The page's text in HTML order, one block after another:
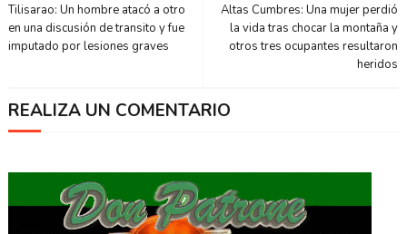
Altas Cumbres: Una mujer perdió
la vida tras chocar la montaña y
otros tres ocupantes resultaron
heridos
Tilisarao: Un hombre atacó a otro
en una discusión de transito y fue
imputado por lesiones graves
REALIZA UN COMENTARIO